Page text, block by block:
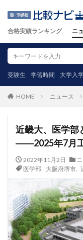
合格実績ランキング ニ
受験生 学習時間 大学入
HOME ニュース
近畿大、医学部
――2025年7月
2022年11月2日
医学部, 大阪府堺市,